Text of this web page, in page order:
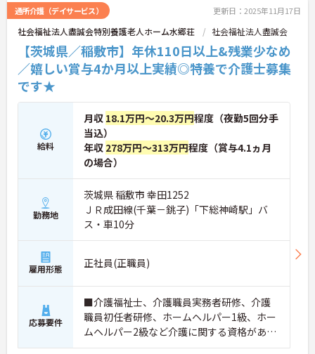
通所介護（デイサービス） 更新日：2025年11月17日
社会福祉法人盡誠会特別養護老人ホーム水郷荘 社会福祉法人盡誠会
【茨城県／稲敷市】年休110日以上&残業少なめ
／嬉しい賞与4か月以上実績◎特養で介護士募集
です★
給料
月収 18.1万円～20.3万円程度（夜勤5回分手
当込）
年収 278万円～313万円程度（賞与4.1ヵ月
の場合）
勤務地
茨城県 稲敷市 幸田1252
ＪＲ成田線(千葉－銚子)「下総神崎駅」バ
ス・車10分
雇用形態 正社員(正職員)
応募要件
■介護福祉士、介護職員実務者研修、介護
職員初任者研修、ホームヘルパー1級、ホー
ムヘルパー2級など介護に関する資格があれ
ば尚可 ※未経験相談可能 ■普通自動車運転